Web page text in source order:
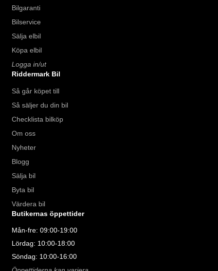
Bilgaranti
Bilservice
Sälja elbil
Köpa elbil
Logga in/ut
Riddermark Bil
Så går köpet till
Så säljer du din bil
Checklista bilköp
Om oss
Nyheter
Blogg
Sälja bil
Byta bil
Värdera bil
Butikernas öppettider
Mån-fre: 09:00-19:00
Lördag: 10:00-18:00
Söndag: 10:00-16:00